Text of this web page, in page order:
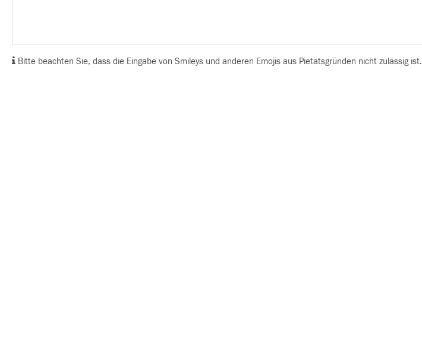
Bitte beachten Sie, dass die Eingabe von Smileys und anderen Emojis aus Pietätsgründen nicht zulässig ist.